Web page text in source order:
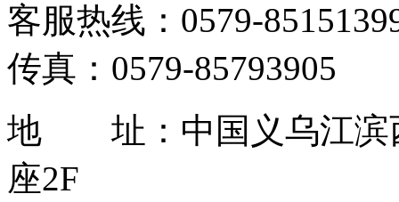
客服热线：0579-
传真：0579-85793905
地 址：中国义乌江滨
座2F